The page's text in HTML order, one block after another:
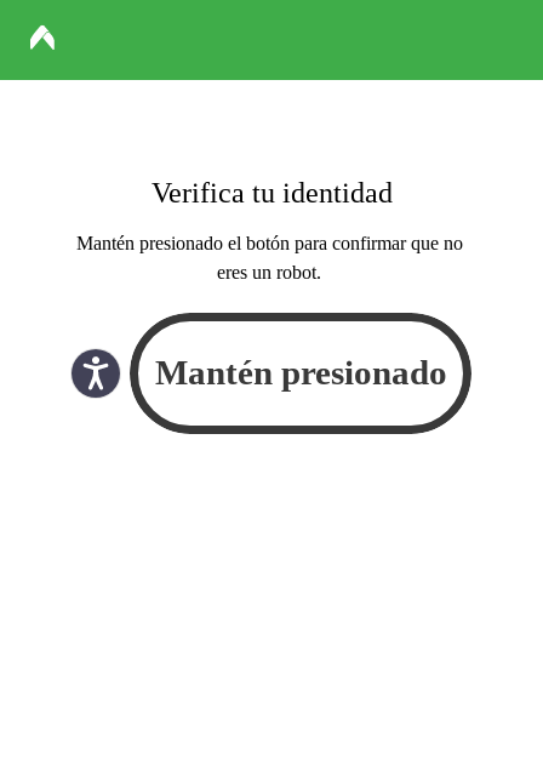
Verifica tu identidad
Mantén presionado el botón para confirmar que no
eres un robot.